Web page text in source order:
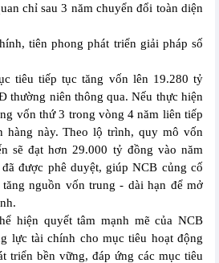
chỉ sau 3 năm chuyển đổi toàn diện
tiên phong phát triển giải pháp số
tiêu tiếp tục tăng vốn lên 19.280 tỷ
thường niên thông qua. Nếu thực hiện
vốn thứ 3 trong vòng 4 năm liên tiếp
hàng này. Theo lộ trình, quy mô vốn
sẽ đạt hơn 29.000 tỷ đồng vào năm
được phê duyệt, giúp NCB củng cố
nguồn vốn trung - dài hạn để mở
hiện quyết tâm mạnh mẽ của NCB
lực tài chính cho mục tiêu hoạt động
triển bền vững, đáp ứng các mục tiêu